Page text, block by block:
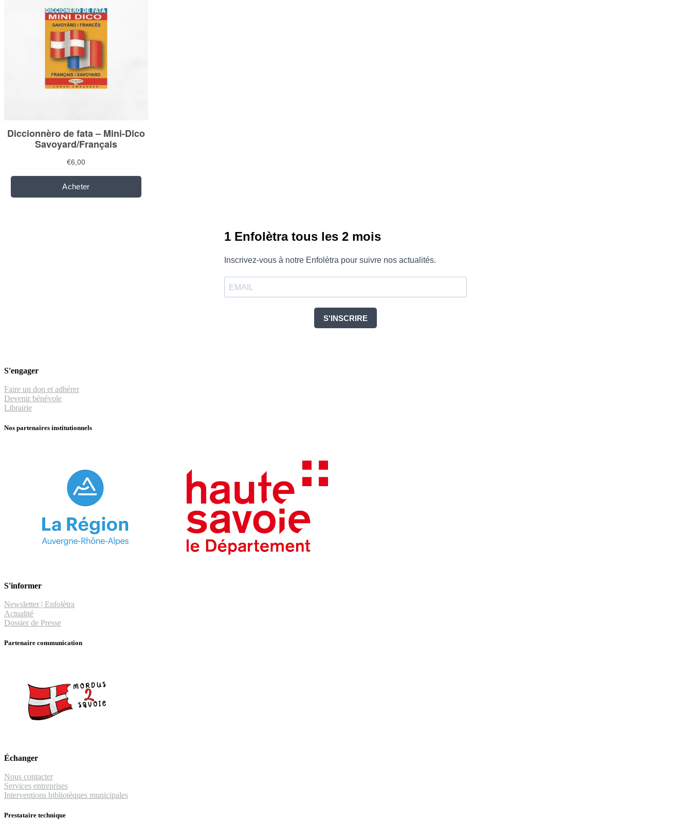
1 Enfolètra tous les 2 mois
Inscrivez-vous à notre Enfolètra pour suivre nos actualités.
S'INSCRIRE
S'engager
Faire un don et adhérer
Devenir bénévole
Librairie
Nos partenaires institutionnels
S'informer
Newsletter | Enfolètra
Actualité
Dossier de Presse
Partenaire communication
Échanger
Nous contacter
Services entreprises
Interventions bibliotèques municipales
Prestataire technique